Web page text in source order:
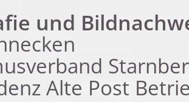
und
Alte Post